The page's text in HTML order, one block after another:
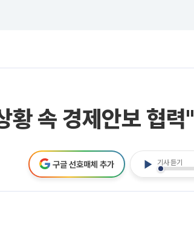
황 속 경제안보 협력"
기사 듣기
구글 선호매체 추가